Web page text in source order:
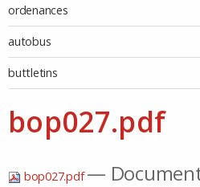
ordenances
autobus
buttletins
bop027.pdf
bop027.pdf— Document